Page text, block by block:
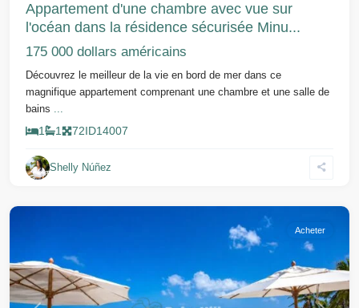
Appartement d'une chambre avec vue sur
l'océan dans la résidence sécurisée Minu...
175 000 dollars américains
Découvrez le meilleur de la vie en bord de mer dans ce
magnifique appartement comprenant une chambre et une salle de
bains ...
1 1 72ID14007
Shelly Núñez
Acheter